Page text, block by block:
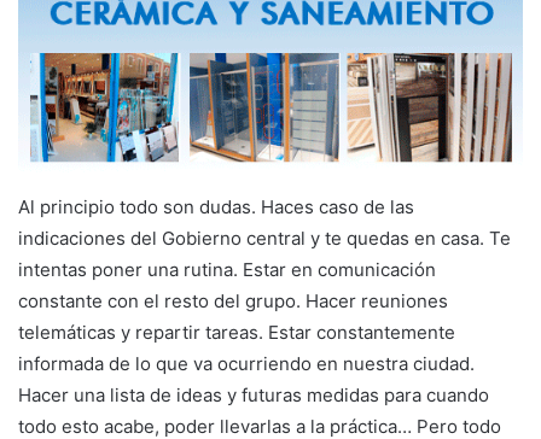
Al principio todo son dudas. Haces caso de las
indicaciones del Gobierno central y te quedas en casa. Te
intentas poner una rutina. Estar en comunicación
constante con el resto del grupo. Hacer reuniones
telemáticas y repartir tareas. Estar constantemente
informada de lo que va ocurriendo en nuestra ciudad.
Hacer una lista de ideas y futuras medidas para cuando
todo esto acabe, poder llevarlas a la práctica… Pero todo